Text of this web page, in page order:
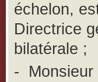
échelon,
Directrice
bilatérale ;
-